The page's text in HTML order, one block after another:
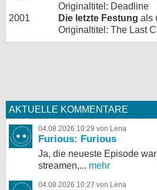
Originaltitel: Deadline
2001
Die letzte Festung als
Originaltitel: The Last
AKTUELLE KOMMENTARE
04.08.2026 10:29 von Lena
Furious: Furious
Ja, die neueste Episode
streamen,... mehr
04.08.2026 10:27 von Lena